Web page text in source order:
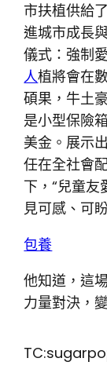
市扶植供給
進城市成長
儀式：強制
人植將會在
碩果，牛土
是小型保險
美金。展示
任在全社會
下，“兒童友
見可感、可
包養
他知道，這
力量對決，